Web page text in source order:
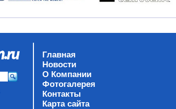
Главная
Новости
О Компании
Фотогалерея
Контакты
Карта сайта